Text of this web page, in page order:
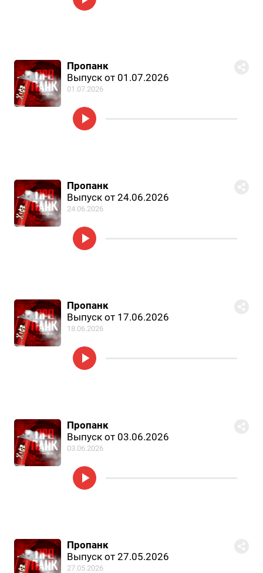
Пропанк
Выпуск от 01.07.2026
01.07.2026
Пропанк
Выпуск от 24.06.2026
24.06.2026
Пропанк
Выпуск от 17.06.2026
18.06.2026
Пропанк
Выпуск от 03.06.2026
03.06.2026
Пропанк
Выпуск от 27.05.2026
27.05.2026